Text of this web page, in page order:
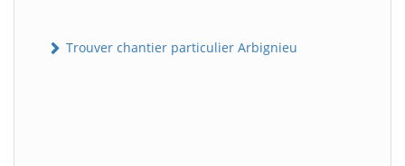
Trouver chantier particulier Arbignieu